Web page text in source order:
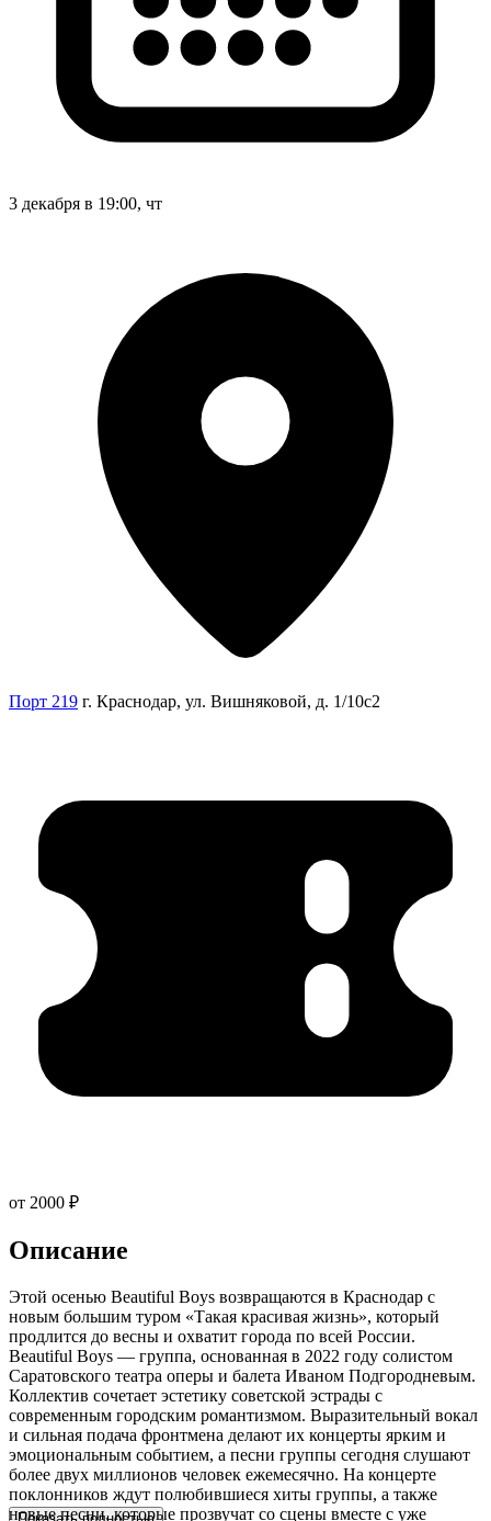
3 декабря в 19:00, чт
Порт 219 г. Краснодар, ул. Вишняковой, д. 1/10с2
от 2000 ₽
Описание
Этой осенью Beautiful Boys возвращаются в Краснодар с
новым большим туром «Такая красивая жизнь», который
продлится до весны и охватит города по всей России.
Beautiful Boys — группа, основанная в 2022 году солистом
Саратовского театра оперы и балета Иваном Подгородневым.
Коллектив сочетает эстетику советской эстрады с
современным городским романтизмом. Выразительный вокал
и сильная подача фронтмена делают их концерты ярким и
эмоциональным событием, а песни группы сегодня слушают
более двух миллионов человек ежемесячно. На концерте
поклонников ждут полюбившиеся хиты группы, а также
новые песни, которые прозвучат со сцены вместе с уже